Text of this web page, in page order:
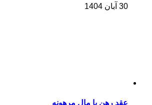
30 آبان 1404
عقد رهن یا مال مرهونه